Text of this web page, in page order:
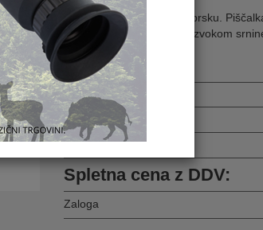
Piščalka za klic srnjaka v prsku.
klic lisice, ker se oglaša z zvokom
Kataloška številka :
Vprašaj za izdelek
Pošlji prijatelju
Spletna cena z DDV:
Zaloga